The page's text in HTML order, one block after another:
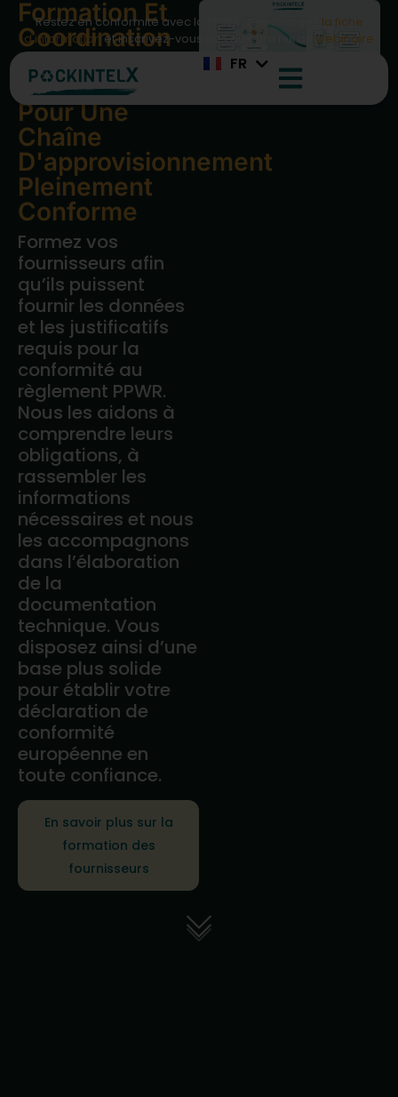
Restez en conformité avec la PPWR : téléchargez la fiche
d'informationet inscrivez-vous dès aujourd'hui au webinaire
FR
JA
PL
Formation Et
Coordination
Des
Fournisseurs –
Pour Une
Chaîne
D'approvisionnement
Pleinement
Conforme
Formez vos
fournisseurs afin
qu’ils puissent
fournir les données
et les justificatifs
requis pour la
conformité au
règlement PPWR.
Nous les aidons à
comprendre leurs
obligations, à
rassembler les
informations
nécessaires et nous
les accompagnons
dans l’élaboration
de la
documentation
technique. Vous
disposez ainsi d’une
base plus solide
pour établir votre
déclaration de
conformité
européenne en
toute confiance.
En savoir plus sur la
formation des
fournisseurs